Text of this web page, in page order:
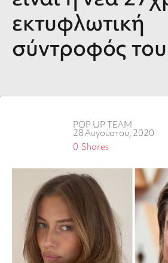
εκτυφλωτική
σύντροφός του
POP UP TEAM
28 Αυγούστου, 2020
Shares
0